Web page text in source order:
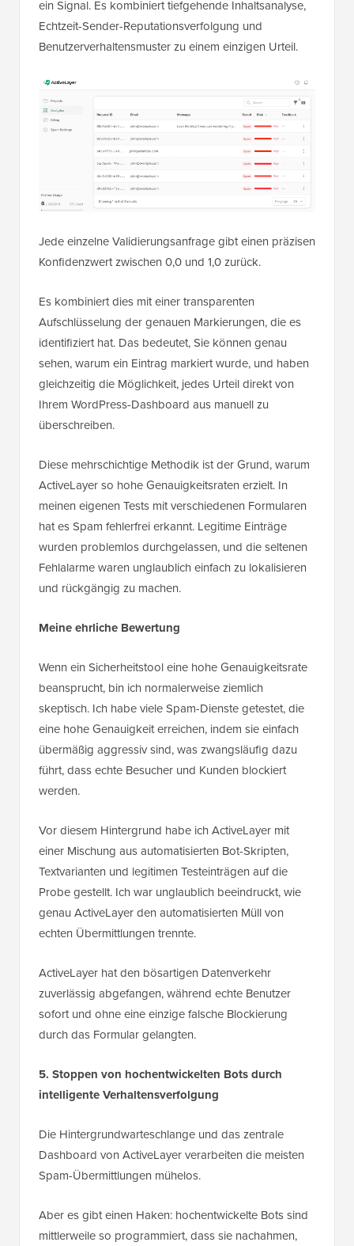
ein Signal. Es kombiniert tiefgehende Inhaltsanalyse,
Echtzeit-Sender-Reputationsverfolgung und
Benutzerverhaltensmuster zu einem einzigen Urteil.
Jede einzelne Validierungsanfrage gibt einen präzisen
Konfidenzwert zwischen 0,0 und 1,0 zurück.
Es kombiniert dies mit einer transparenten
Aufschlüsselung der genauen Markierungen, die es
identifiziert hat. Das bedeutet, Sie können genau
sehen, warum ein Eintrag markiert wurde, und haben
gleichzeitig die Möglichkeit, jedes Urteil direkt von
Ihrem WordPress-Dashboard aus manuell zu
überschreiben.
Diese mehrschichtige Methodik ist der Grund, warum
ActiveLayer so hohe Genauigkeitsraten erzielt. In
meinen eigenen Tests mit verschiedenen Formularen
hat es Spam fehlerfrei erkannt. Legitime Einträge
wurden problemlos durchgelassen, und die seltenen
Fehlalarme waren unglaublich einfach zu lokalisieren
und rückgängig zu machen.
Meine ehrliche Bewertung
Wenn ein Sicherheitstool eine hohe Genauigkeitsrate
beansprucht, bin ich normalerweise ziemlich
skeptisch. Ich habe viele Spam-Dienste getestet, die
eine hohe Genauigkeit erreichen, indem sie einfach
übermäßig aggressiv sind, was zwangsläufig dazu
führt, dass echte Besucher und Kunden blockiert
werden.
Vor diesem Hintergrund habe ich ActiveLayer mit
einer Mischung aus automatisierten Bot-Skripten,
Textvarianten und legitimen Testeinträgen auf die
Probe gestellt. Ich war unglaublich beeindruckt, wie
genau ActiveLayer den automatisierten Müll von
echten Übermittlungen trennte.
ActiveLayer hat den bösartigen Datenverkehr
zuverlässig abgefangen, während echte Benutzer
sofort und ohne eine einzige falsche Blockierung
durch das Formular gelangten.
5. Stoppen von hochentwickelten Bots durch
intelligente Verhaltensverfolgung
Die Hintergrundwarteschlange und das zentrale
Dashboard von ActiveLayer verarbeiten die meisten
Spam-Übermittlungen mühelos.
Aber es gibt einen Haken: hochentwickelte Bots sind
mittlerweile so programmiert, dass sie nachahmen,